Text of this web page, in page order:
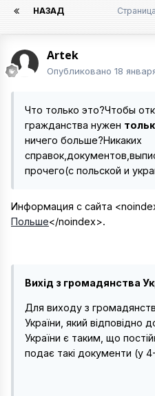
НАЗАД
Artek
Опубликовано 18
Что только это?Чтобы
гражданства нужен
ничего больше?Никаких
прочего(с польской и
Информация с сайта
Польше</noindex>.
Вихід з громадянства
Для виходу з
України, який відповідно
України є таким, що
подає такі документи (у